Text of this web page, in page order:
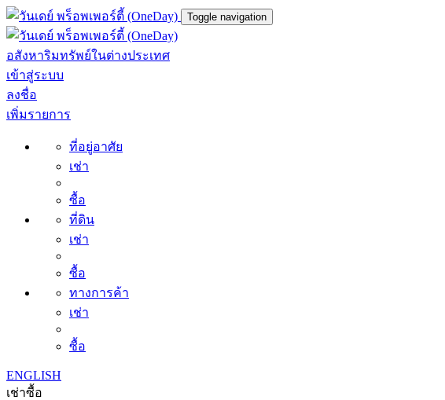
Toggle navigation
อสังหาริมทรัพย์ในต่างประเทศ
เข้าสู่ระบบ
ลงชื่อ
เพิ่มรายการ
ที่อยู่อาศัย
เช่า
ซื้อ
ที่ดิน
เช่า
ซื้อ
ทางการค้า
เช่า
ซื้อ
ENGLISH
เช่าซื้อ